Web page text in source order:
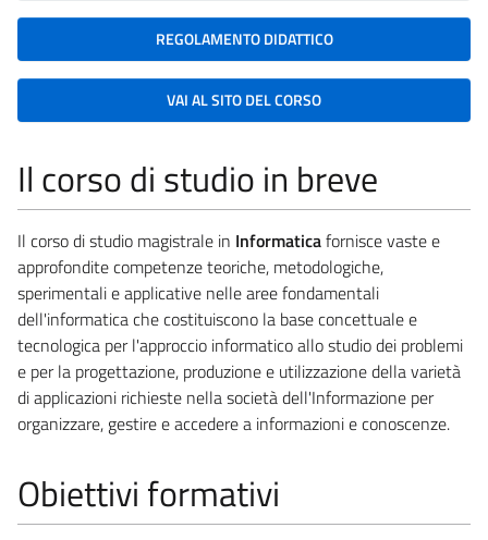
REGOLAMENTO DIDATTICO
VAI AL SITO DEL CORSO
Il corso di studio in breve
Il corso di studio magistrale in Informaticafornisce vaste e
approfondite competenze teoriche, metodologiche,
sperimentali e applicative nelle aree fondamentali
dell'informatica che costituiscono la base concettuale e
tecnologica per l'approccio informatico allo studio dei problemi
e per la progettazione, produzione e utilizzazione della varietà
di applicazioni richieste nella società dell'Informazione per
organizzare, gestire e accedere a informazioni e conoscenze.
Obiettivi formativi